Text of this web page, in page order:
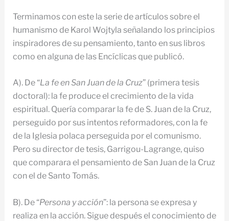
Terminamos con este la serie de artículos sobre el
humanismo de Karol Wojtyla señalando los principios
inspiradores de su pensamiento, tanto en sus libros
como en alguna de las Encíclicas que publicó.
A). De “La fe en San Juan de la Cruz” (primera tesis
doctoral): la fe produce el crecimiento de la vida
espiritual. Quería comparar la fe de S. Juan de la Cruz,
perseguido por sus intentos reformadores, con la fe
de la Iglesia polaca perseguida por el comunismo.
Pero su director de tesis, Garrigou-Lagrange, quiso
que comparara el pensamiento de San Juan de la Cruz
con el de Santo Tomás.
B). De “Persona y acción”: la persona se expresa y
realiza en la acción. Sigue después el conocimiento de